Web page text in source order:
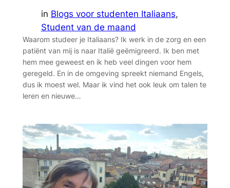
in Blogs voor studenten Italiaans
Student van de maand
Waarom studeer je Italiaans? Ik werk in de zorg en een
patiënt van mij is naar Italië geëmigreerd. Ik ben met
hem mee geweest en ik heb veel dingen voor hem
geregeld. En in de omgeving spreekt niemand Engels,
dus ik moest wel. Maar ik vind het ook leuk om talen te
leren en nieuwe…